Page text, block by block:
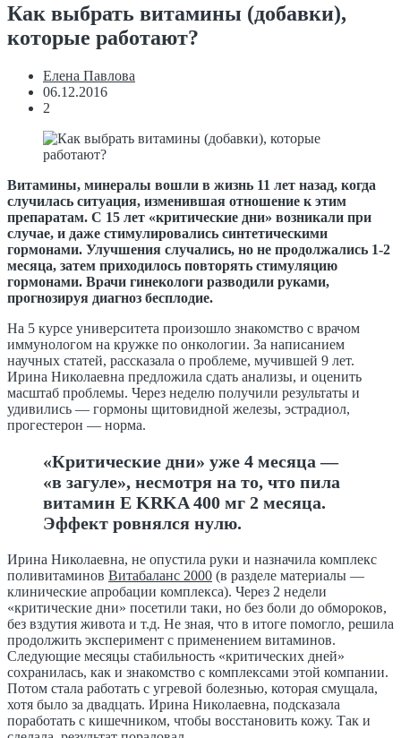
Как выбрать витамины (добавки),
которые работают?
Елена Павлова
06.12.2016
2
Витамины, минералы вошли в жизнь 11 лет назад, когда
случилась ситуация, изменившая отношение к этим
препаратам. С 15 лет «критические дни» возникали при
случае, и даже стимулировались синтетическими
гормонами. Улучшения случались, но не продолжались 1-2
месяца, затем приходилось повторять стимуляцию
гормонами. Врачи гинекологи разводили руками,
прогнозируя диагноз бесплодие.
На 5 курсе университета произошло знакомство с врачом
иммунологом на кружке по онкологии. За написанием
научных статей, рассказала о проблеме, мучившей 9 лет.
Ирина Николаевна предложила сдать анализы, и оценить
масштаб проблемы. Через неделю получили результаты и
удивились — гормоны щитовидной железы, эстрадиол,
прогестерон — норма.
«Критические дни» уже 4 месяца —
«в загуле», несмотря на то, что пила
витамин Е KRKA 400 мг 2 месяца.
Эффект ровнялся нулю.
Ирина Николаевна, не опустила руки и назначила комплекс
поливитаминов Витабаланс 2000 (в разделе материалы —
клинические апробации комплекса). Через 2 недели
«критические дни» посетили таки, но без боли до обмороков,
без вздутия живота и т.д. Не зная, что в итоге помогло, решила
продолжить эксперимент с применением витаминов.
Следующие месяцы стабильность «критических дней»
сохранилась, как и знакомство с комплексами этой компании.
Потом стала работать с угревой болезнью, которая смущала,
хотя было за двадцать. Ирина Николаевна, подсказала
поработать с кишечником, чтобы восстановить кожу. Так и